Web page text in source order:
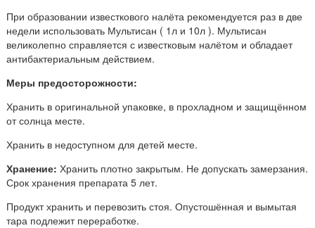
При образовании известкового налёта рекомендуется раз в две
недели использовать Мультисан ( 1л и 10л ). Мультисан
великолепно справляется с известковым налётом и обладает
антибактериальным действием.
Меры предосторожности:
Хранить в оригинальной упаковке, в прохладном и защищённом
от солнца месте.
Хранить в недоступном для детей месте.
Хранение: Хранить плотно закрытым. Не допускать замерзания.
Срок хранения препарата 5 лет.
Продукт хранить и перевозить стоя. Опустошённая и вымытая
тара подлежит переработке.